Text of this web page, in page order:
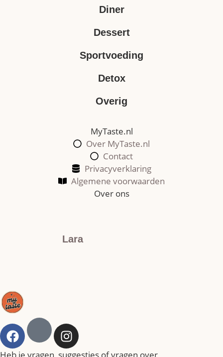
Diner
Dessert
Sportvoeding
Detox
Overig
MyTaste.nl
Over MyTaste.nl
Contact
Privacyverklaring
Algemene voorwaarden
Over ons
Lara